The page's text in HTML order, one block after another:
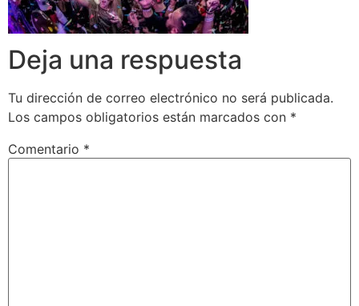
Deja una respuesta
Tu dirección de correo electrónico no será publicada.
Los campos obligatorios están marcados con *
Comentario *